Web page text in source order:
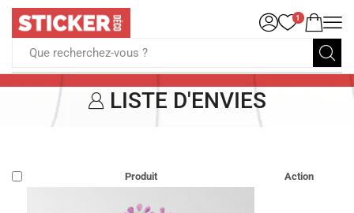
Que recherchez-vous ?
1
LISTE D'ENVIES
Produit Action